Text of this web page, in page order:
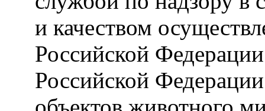
и качеством
Российской
Российской